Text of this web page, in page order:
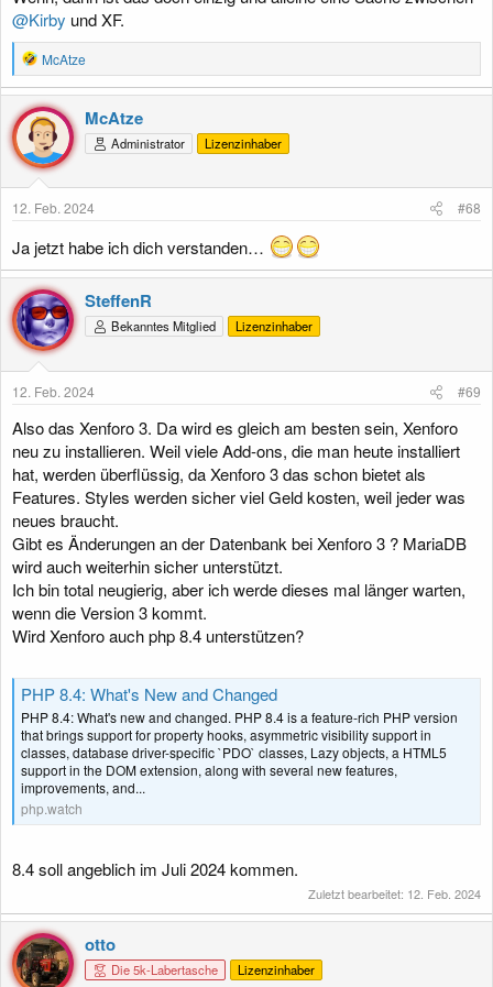
@Kirby und XF.
R
e
a
k
t
i
o
n
n
McAtze
McAtze
Administrator Lizenzinhaber
12. Feb. 2024 #68
Ja jetzt habe ich dich verstanden…
SteffenR
Bekanntes Mitglied Lizenzinhaber
12. Feb. 2024 #69
Also das Xenforo 3. Da wird es gleich am besten sein, Xenforo
neu zu installieren. Weil viele Add-ons, die man heute installiert
hat, werden überflüssig, da Xenforo 3 das schon bietet als
Features. Styles werden sicher viel Geld kosten, weil jeder was
neues braucht.
Gibt es Änderungen an der Datenbank bei Xenforo 3 ? MariaDB
wird auch weiterhin sicher unterstützt.
Ich bin total neugierig, aber ich werde dieses mal länger warten,
wenn die Version 3 kommt.
Wird Xenforo auch php 8.4 unterstützen?
PHP 8.4: What's New and Changed
PHP 8.4: What's new and changed. PHP 8.4 is a feature-rich PHP version
that brings support for property hooks, asymmetric visibility support in
classes, database driver-specific `PDO` classes, Lazy objects, a HTML5
support in the DOM extension, along with several new features,
improvements, and...
php.watch
8.4 soll angeblich im Juli 2024 kommen.
Zuletzt bearbeitet: 12. Feb. 2024
otto
Die 5k-Labertasche Lizenzinhaber